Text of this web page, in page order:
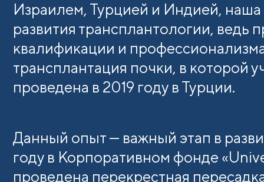
Израилем, Турцией и Индией,
развития трансплантологии, ведь
квалификации и
трансплантация почки, в которой
проведена в 2019 году в Турции.
Данный опыт — важный этап в
году в Корпоративном фонде
проведена перекрестная